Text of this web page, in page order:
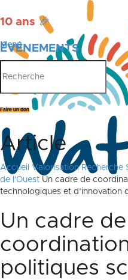
10 ans 🎉
ÉVÉNEMENTS
PUBLICATIONS
Menu
Faire un don
Article
Accueil Valorisation Recherche
de l'Ouest Un cadre de
technologiques et d’innovation
Un cadre de
politiques